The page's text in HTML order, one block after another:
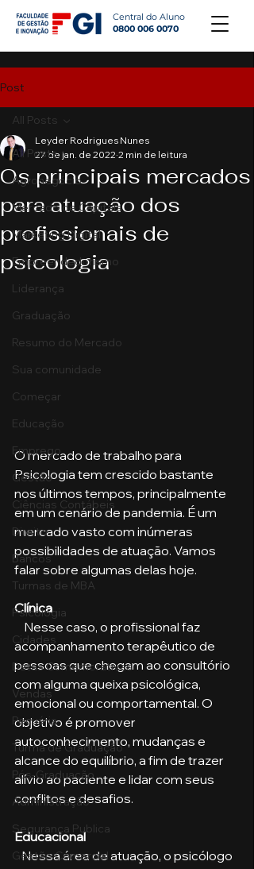
Central do Aluno
0800 006 0070
Post
All Posts
Agronegócio
Mercado de Capitais
Marketing Digital
Empreendedorismo
Liderança
Graduação
Resumo do Mercado
Sua comunidade
Começar
Educação
Emprego
Gestão
Ciências Contábeis
Direito
Bancos
Turmas de MBA
Psicologia
Cidades
Datas Comemorativas
Vendas
Pecuária
Turma de Graduação
Pós-Graduação
Administração
Segurança Publica
Gestão Comercial
All Posts
Os principais mercados
para atuação dos
profissionais de
psicologia
Leyder Rodrigues Nunes
27 de jan. de 2022 2 min de leitura
O mercado de trabalho para
Psicologia tem crescido bastante
nos últimos tempos, principalmente
em um cenário de pandemia. É um
mercado vasto com inúmeras
possibilidades de atuação. Vamos
falar sobre algumas delas hoje.
Clínica
acompanhamento terapêutico de
pessoas que chegam ao consultório
com alguma queixa psicológica,
emocional ou comportamental. O
objetivo é promover
autoconhecimento, mudanças e
alcance do equilíbrio, a fim de trazer
alívio ao paciente e lidar com seus
conflitos e desafios.
Educacional
   Nessa área de atuação, o psicólogo